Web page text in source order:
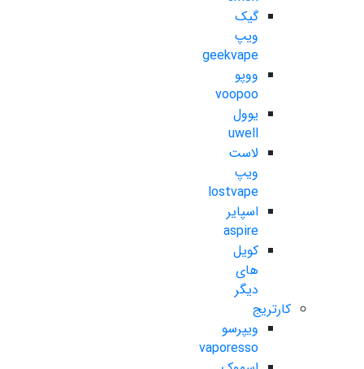
گیک
ویپ
geekvape
ووپو
voopoo
یوول
uwell
لاست
ویپ
lostvape
اسپایر
aspire
کویل
های
دیگر
کارتریج
ویپرسو
vaporesso